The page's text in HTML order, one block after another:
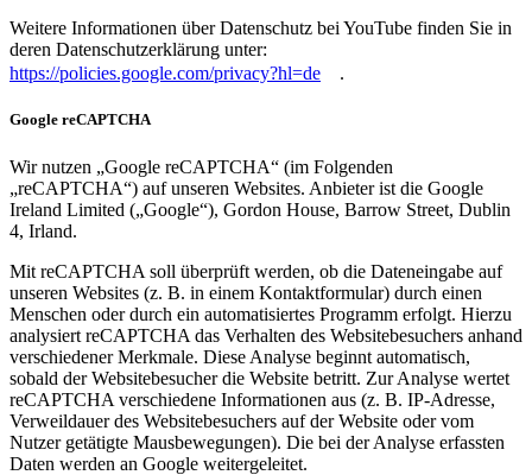
Weitere Informationen über Datenschutz bei YouTube finden Sie in
deren Datenschutzerklärung unter:
https://policies.google.com/privacy?hl=de
.
Google reCAPTCHA
Wir nutzen „Google reCAPTCHA“ (im Folgenden
„reCAPTCHA“) auf unseren Websites. Anbieter ist die Google
Ireland Limited („Google“), Gordon House, Barrow Street, Dublin
4, Irland.
Mit reCAPTCHA soll überprüft werden, ob die Dateneingabe auf
unseren Websites (z. B. in einem Kontaktformular) durch einen
Menschen oder durch ein automatisiertes Programm erfolgt. Hierzu
analysiert reCAPTCHA das Verhalten des Websitebesuchers anhand
verschiedener Merkmale. Diese Analyse beginnt automatisch,
sobald der Websitebesucher die Website betritt. Zur Analyse wertet
reCAPTCHA verschiedene Informationen aus (z. B. IP-Adresse,
Verweildauer des Websitebesuchers auf der Website oder vom
Nutzer getätigte Mausbewegungen). Die bei der Analyse erfassten
Daten werden an Google weitergeleitet.